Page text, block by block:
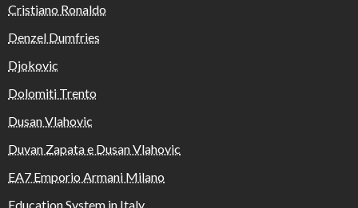
Cristiano Ronaldo
Denzel Dumfries
Djokovic
Dolomiti Trento
Dusan Vlahovic
Duvan Zapata e Dusan Vlahovic
EA7 Emporio Armani Milano
Education System in Italy